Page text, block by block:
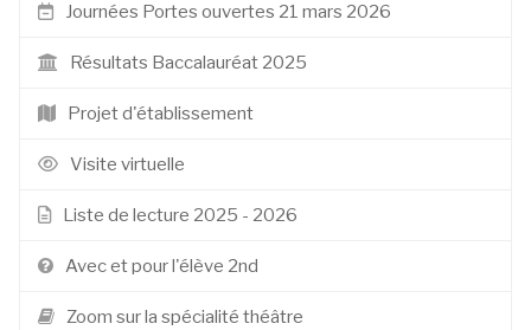
Journées Portes ouvertes 21 mars 2026
Résultats Baccalauréat 2025
Projet d'établissement
Visite virtuelle
Liste de lecture 2025 - 2026
Avec et pour l'élève 2nd
Zoom sur la spécialité théâtre